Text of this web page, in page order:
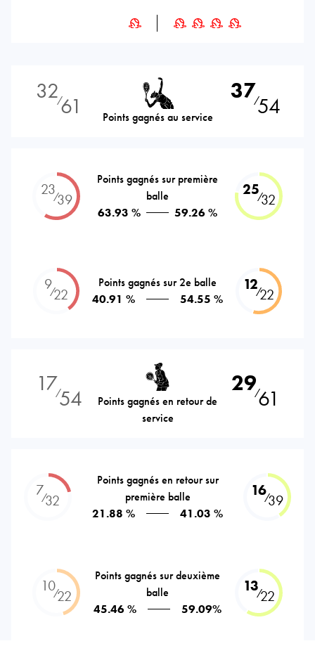
32⁄61 Points gagnés au service
37⁄54
23⁄39
Points gagnés sur première
balle
63.93 %
59.26 %
25⁄32
9⁄22
Points gagnés sur 2e balle
40.91 %
54.55 %
12⁄22
17⁄54
Points gagnés en retour de
service
29⁄61
7⁄32
Points gagnés en retour sur
première balle
21.88 %
41.03 %
16⁄39
10⁄22
Points gagnés sur deuxième
balle
45.46 %
59.09%
13⁄22